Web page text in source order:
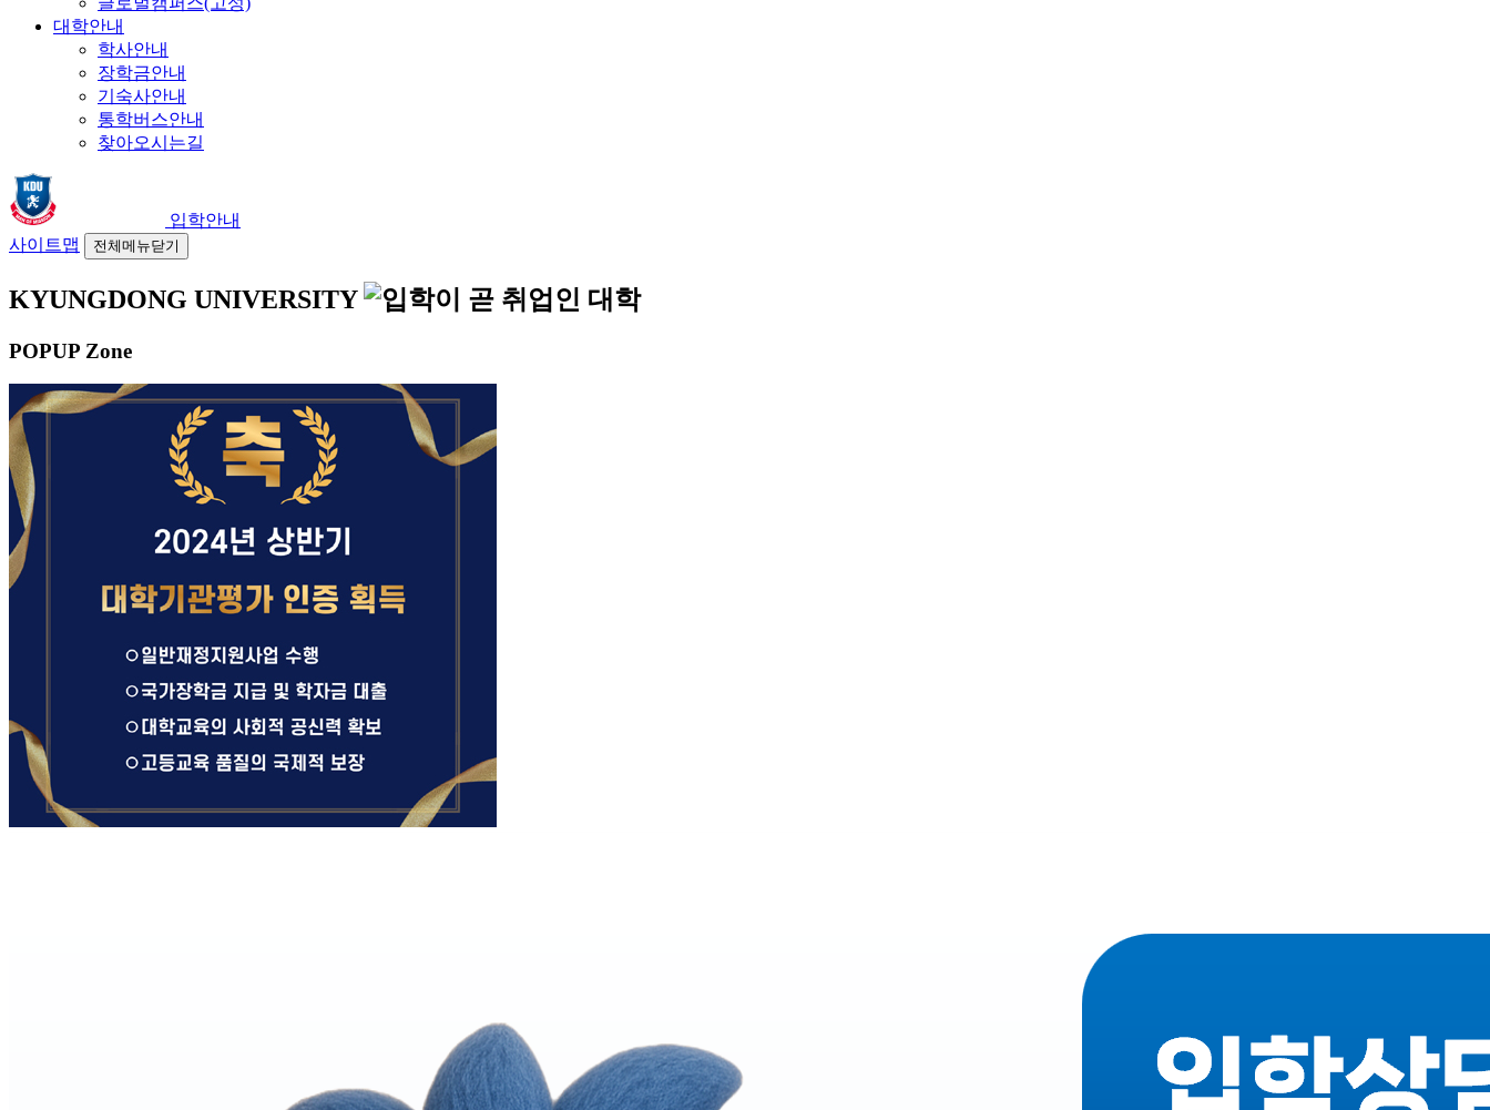
대학안내
학사안내
장학금안내
기숙사안내
통학버스안내
찾아오시는길
입학안내
사이트맵
전체메뉴닫기
KYUNGDONG UNIVERSITY
POPUP Zone